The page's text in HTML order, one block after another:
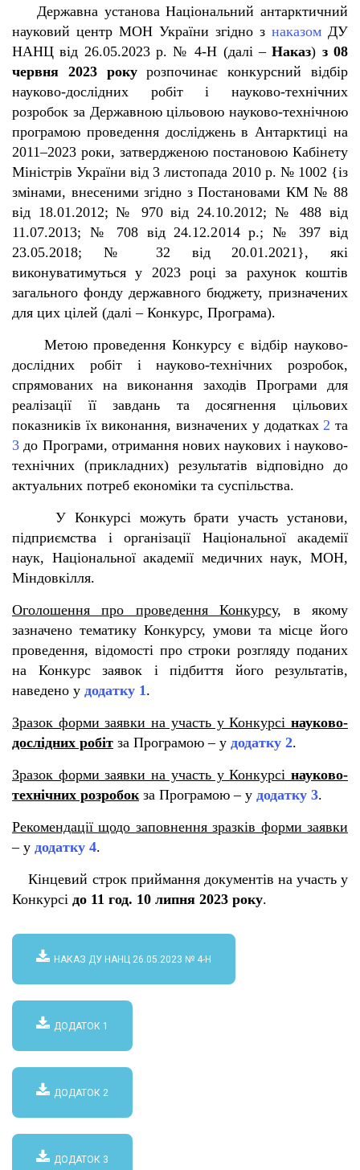
Державна установа Національний антарктичний
науковий центр МОН України згідно з наказом ДУ
НАНЦ від 26.05.2023 р. № 4-Н (далі –Наказ) з 08
червня 2023 рокурозпочинає конкурсний відбір
науково-дослідних робіт і науково-технічних
розробок за Державною цільовою науково-технічною
програмою проведення досліджень в Антарктиці на
2011–2023 роки, затвердженою постановою Кабінету
Міністрів України від 3 листопада 2010 р. № 1002 {із
змінами, внесеними згідно з Постановами КМ № 88
від 18.01.2012; № 970 від 24.10.2012; № 488 від
11.07.2013; № 708 від 24.12.2014 р.; № 397 від
23.05.2018; № 32 від 20.01.2021}, які
виконуватимуться у 2023 році за рахунок коштів
загального фонду державного бюджету, призначених
для цих цілей (далі – Конкурс, Програма).
Метою проведення Конкурсу є відбір науково-
дослідних робіт і науково-технічних розробок,
спрямованих на виконання заходів Програми для
реалізації її завдань та досягнення цільових
показників їх виконання, визначених у додатках2 та
3 до Програми, отримання нових наукових і науково-
технічних (прикладних) результатів відповідно до
актуальних потреб економіки та суспільства.
У Конкурсі можуть брати участь установи,
підприємства і організації Національної академії
наук, Національної академії медичних наук, МОН,
Міндовкілля.
Оголошення про проведення Конкурсу, в якому
зазначено тематику Конкурсу, умови та місце його
проведення, відомості про строки розгляду поданих
на Конкурс заявок і підбиття його результатів,
наведено у додатку 1.
Зразок форми заявки на участь у Конкурсі науково-
дослідних робіт за Програмою – у додатку 2.
Зразок форми заявки на участь у Конкурсі науково-
технічних розробокза Програмою – у додатку 3.
Рекомендації щодо заповнення зразків форми заявки
– у додатку 4.
Кінцевий строк приймання документів на участь у
Конкурсі до 11 год. 10 липня 2023 року.
НАКАЗ ДУ НАНЦ 26.05.2023 № 4-Н
ДОДАТОК 1
ДОДАТОК 2
ДОДАТОК 3